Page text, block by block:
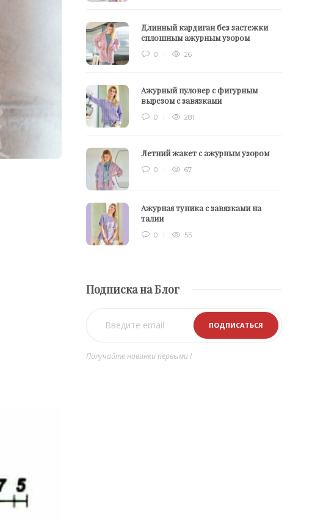
Длинный кардиган без застежки
сплошным ажурным узором
0 26
Ажурный пуловер с фигурным
вырезом с завязками
0 281
Летний жакет с ажурным узором
0 67
Ажурная туника с завязками на
талии
0 55
Подписка на Блог
Получайте новинки первыми !